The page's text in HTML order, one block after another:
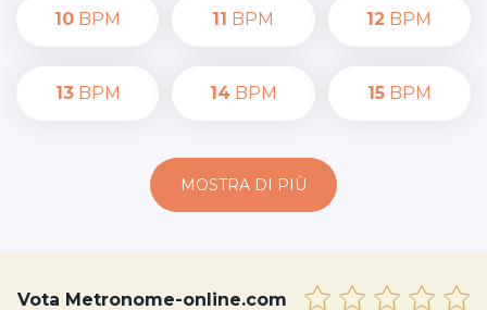
10 BPM 11 BPM 12 BPM
13BPM 14BPM 15BPM
MOSTRA DI PIÙ
Vota Metronome-online.com